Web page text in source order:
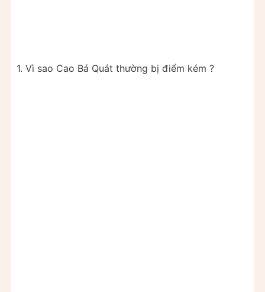
1. Vì sao Cao Bá Quát thường bị điểm kém ?